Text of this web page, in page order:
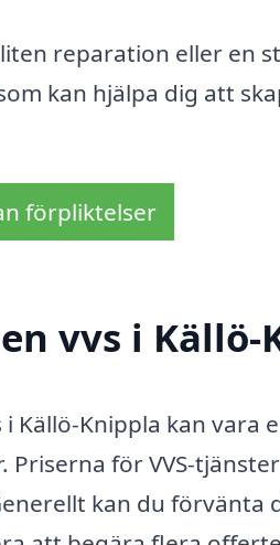
reparation eller en
kan hjälpa dig att
förpliktelser
vvs i Källö-
Källö-Knippla kan vara
för VVS-
kan du förvänta